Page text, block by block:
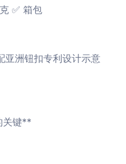
✅ 箱包
亚洲钮扣专利设计示意
关键**